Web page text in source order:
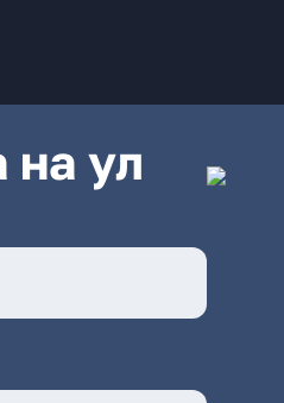
ул